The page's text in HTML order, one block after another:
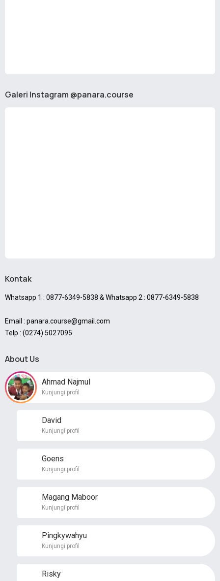
Galeri Instagram @panara.course
Kontak
Whatsapp 1 : 0877-6349-5838 & Whatsapp 2 : 0877-6349-5838
Email : panara.course@gmail.com
Telp : (0274) 5027095
About Us
Ahmad Najmul
Kunjungi profil
David
Kunjungi profil
Goens
Kunjungi profil
Magang Maboor
Kunjungi profil
Pingkywahyu
Kunjungi profil
Risky